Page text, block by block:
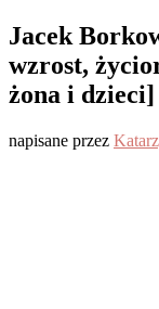
Jacek
wzrost,
żona i dzieci]
napisane przez